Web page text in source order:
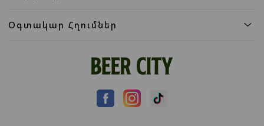
Օգտակար Հղումներ